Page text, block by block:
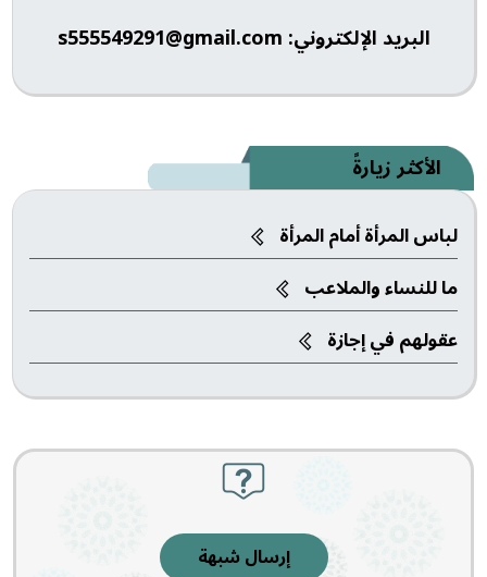
الأكثر زيارةً
لباس المرأة أمام المرأة
ما للنساء والملاعب‎
عقولهم في إجازة
إرسال شبهة
البريد الإلكتروني: s555549291@gmail.com